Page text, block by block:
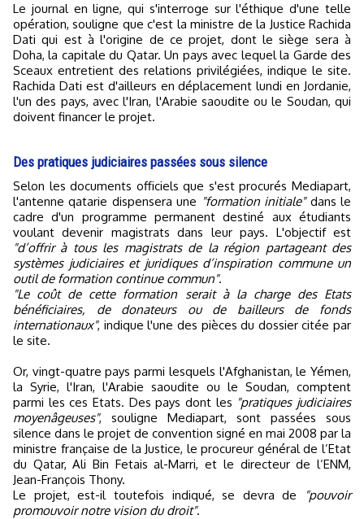
Le journal en ligne, qui s'interroge sur l'éthique d'une telle
opération, souligne que c'est la ministre de la Justice Rachida
Dati qui est à l'origine de ce projet, dont le siège sera à
Doha, la capitale du Qatar. Un pays avec lequel la Garde des
Sceaux entretient des relations privilégiées, indique le site.
Rachida Dati est d'ailleurs en déplacement lundi en Jordanie,
l'un des pays, avec l'Iran, l'Arabie saoudite ou le Soudan, qui
doivent financer le projet.
Des pratiques judiciaires passées sous silence
Selon les documents officiels que s'est procurés Mediapart,
l'antenne qatarie dispensera une "formation initiale" dans le
cadre d'un programme permanent destiné aux étudiants
voulant devenir magistrats dans leur pays. L'objectif est
"d’offrir à tous les magistrats de la région partageant des
systèmes judiciaires et juridiques d’inspiration commune un
outil de formation continue commun".
"Le coût de cette formation serait à la charge des Etats
bénéficiaires, de donateurs ou de bailleurs de fonds
internationaux", indique l'une des pièces du dossier citée par
le site.
Or, vingt-quatre pays parmi lesquels l'Afghanistan, le Yémen,
la Syrie, l'Iran, l'Arabie saoudite ou le Soudan, comptent
parmi les ces Etats. Des pays dont les "pratiques judiciaires
moyenâgeuses", souligne Mediapart, sont passées sous
silence dans le projet de convention signé en mai 2008 par la
ministre française de la Justice, le procureur général de l’Etat
du Qatar, Ali Bin Fetais al-Marri, et le directeur de l’ENM,
Jean-François Thony.
Le projet, est-il toutefois indiqué, se devra de
"pouvoir
promouvoir notre vision du droit".